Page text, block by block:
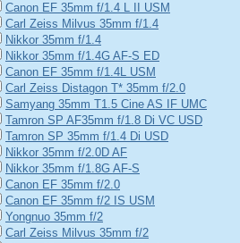
Canon EF 35mm f/1.4 L II USM
Carl Zeiss Milvus 35mm f/1.4
Nikkor 35mm f/1.4
Nikkor 35mm f/1.4G AF-S ED
Canon EF 35mm f/1.4L USM
Carl Zeiss Distagon T* 35mm f/2.0
Samyang 35mm T1.5 Cine AS IF UMC
Tamron SP AF35mm f/1.8 Di VC USD
Tamron SP 35mm f/1.4 Di USD
Nikkor 35mm f/2.0D AF
Nikkor 35mm f/1.8G AF-S
Canon EF 35mm f/2.0
Canon EF 35mm f/2 IS USM
Yongnuo 35mm f/2
Carl Zeiss Milvus 35mm f/2